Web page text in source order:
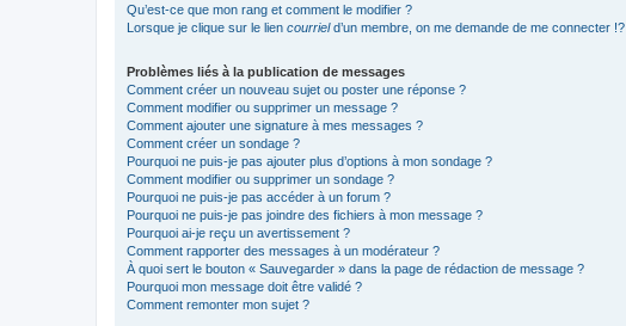
Qu’est-ce que mon rang et comment le modifier ?
Lorsque je clique sur le lien courrield’un membre, on me demande de me connecter !?
Problèmes liés à la publication de messages
Comment créer un nouveau sujet ou poster une réponse ?
Comment modifier ou supprimer un message ?
Comment ajouter une signature à mes messages ?
Comment créer un sondage ?
Pourquoi ne puis-je pas ajouter plus d’options à mon sondage ?
Comment modifier ou supprimer un sondage ?
Pourquoi ne puis-je pas accéder à un forum ?
Pourquoi ne puis-je pas joindre des fichiers à mon message ?
Pourquoi ai-je reçu un avertissement ?
Comment rapporter des messages à un modérateur ?
À quoi sert le bouton « Sauvegarder » dans la page de rédaction de message ?
Pourquoi mon message doit être validé ?
Comment remonter mon sujet ?